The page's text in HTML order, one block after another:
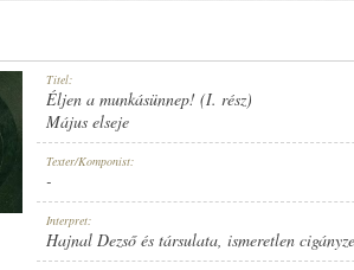
KÖRÜL
Titel:
Éljen a munkásünnep! (I. rész)
Május elseje
Texter/Komponist:
-
Interpret:
Hajnal Dezső és társulata, ismeretlen